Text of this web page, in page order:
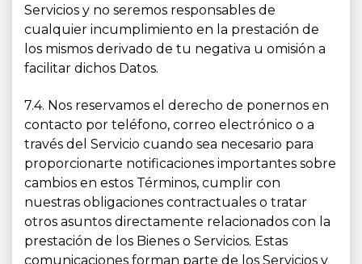
Servicios y no seremos responsables de
cualquier incumplimiento en la prestación de
los mismos derivado de tu negativa u omisión a
facilitar dichos Datos.
7.4. Nos reservamos el derecho de ponernos en
contacto por teléfono, correo electrónico o a
través del Servicio cuando sea necesario para
proporcionarte notificaciones importantes sobre
cambios en estos Términos, cumplir con
nuestras obligaciones contractuales o tratar
otros asuntos directamente relacionados con la
prestación de los Bienes o Servicios. Estas
comunicaciones forman parte de los Servicios y